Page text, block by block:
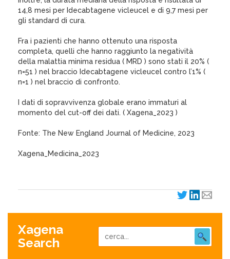
14,8 mesi per Idecabtagene vicleucel e di 9,7 mesi per
gli standard di cura.
Fra i pazienti che hanno ottenuto una risposta
completa, quelli che hanno raggiunto la negatività
della malattia minima residua ( MRD ) sono stati il 20% (
n=51 ) nel braccio Idecabtagene vicleucel contro l’1% (
n=1 ) nel braccio di confronto.
I dati di sopravvivenza globale erano immaturi al
momento del cut-off dei dati. ( Xagena_2023 )
Fonte: The New England Journal of Medicine, 2023
Xagena_Medicina_2023
Xagena
Search